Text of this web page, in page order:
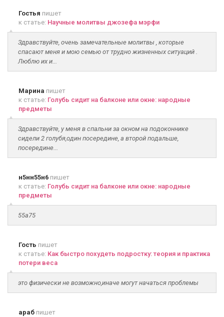
Гостья пишет
к статье: Научные молитвы джозефа мэрфи
Здравствуйте, очень замечательные молитвы , которые
спасают меня и мою семью от трудно жизненных ситуаций .
Люблю их и...
Марина пишет
к статье: Голубь сидит на балконе или окне: народные
предметы
Здравствуйте, у меня в спальни за окном на подоконнике
сидели 2 голубя,один посередине, а второй подальше,
посередине...
н5нн55н6 пишет
к статье: Голубь сидит на балконе или окне: народные
предметы
55а75
Гость пишет
к статье: Как быстро похудеть подростку: теория и практика
потери веса
это физически не возможно,иначе могут начаться проблемы
араб пишет